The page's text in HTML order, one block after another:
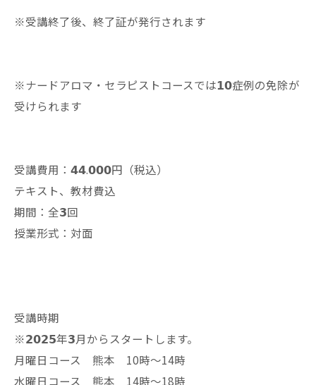
※受講終了後、終了証が発行されます
※ナードアロマ・セラピストコースでは𝟭𝟬症例の免除が
受けられます
受講費用：𝟰𝟰.𝟬𝟬𝟬円（税込）
テキスト、教材費込
期間：全𝟯回
授業形式：対面
受講時期
※𝟮𝟬𝟮𝟱年𝟯月からスタートします。
月曜日コース 熊本 10時〜14時
水曜日コース 熊本 14時〜18時